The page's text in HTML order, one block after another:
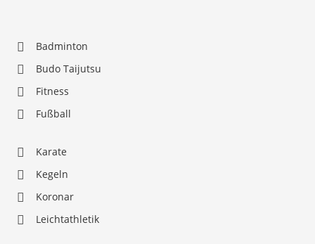
Badminton
Budo Taijutsu
Fitness
Fußball
Karate
Kegeln
Koronar
Leichtathletik